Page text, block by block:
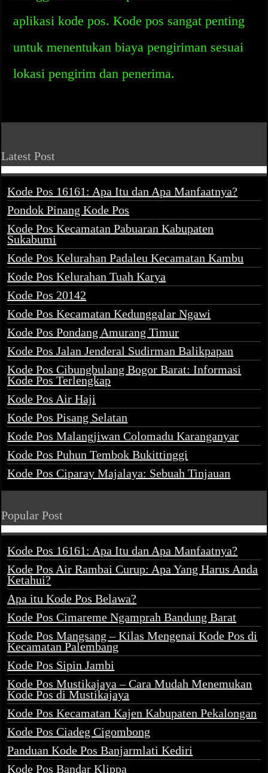
aplikasi kode pos. Kode pos sangat penting
untuk menentukan biaya pengiriman sesuai
lokasi pengirim dan penerima.
Latest Post
Kode Pos 16161: Apa Itu dan Apa Manfaatnya?
Pondok Pinang Kode Pos
Kode Pos Kecamatan Pabuaran Kabupaten
Sukabumi
Kode Pos Kelurahan Padaleu Kecamatan Kambu
Kode Pos Kelurahan Tuah Karya
Kode Pos 20142
Kode Pos Kecamatan Kedunggalar Ngawi
Kode Pos Pondang Amurang Timur
Kode Pos Jalan Jenderal Sudirman Balikpapan
Kode Pos Cibungbulang Bogor Barat: Informasi
Kode Pos Terlengkap
Kode Pos Air Haji
Kode Pos Pisang Selatan
Kode Pos Malangjiwan Colomadu Karanganyar
Kode Pos Puhun Tembok Bukittinggi
Kode Pos Ciparay Majalaya: Sebuah Tinjauan
Popular Post
Kode Pos 16161: Apa Itu dan Apa Manfaatnya?
Kode Pos Air Rambai Curup: Apa Yang Harus Anda
Ketahui?
Apa itu Kode Pos Belawa?
Kode Pos Cimareme Ngamprah Bandung Barat
Kode Pos Mangsang – Kilas Mengenai Kode Pos di
Kecamatan Palembang
Kode Pos Sipin Jambi
Kode Pos Mustikajaya – Cara Mudah Menemukan
Kode Pos di Mustikajaya
Kode Pos Kecamatan Kajen Kabupaten Pekalongan
Kode Pos Ciadeg Cigombong
Panduan Kode Pos Banjarmlati Kediri
Kode Pos Bandar Klippa